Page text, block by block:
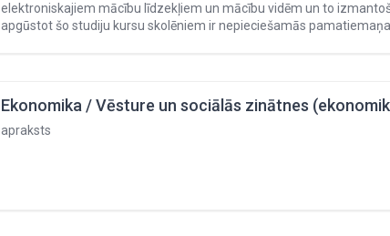
elektroniskajiem mācību līdzekļiem un mācību vidēm un to
apgūstot šo studiju kursu skolēniem ir nepieciešamās
Ekonomika / Vēsture un sociālās zinātnes
apraksts